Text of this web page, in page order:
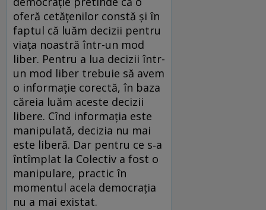
oferă cetățenilor constă și în
faptul că luăm decizii pentru
viața noastră într-un mod
liber. Pentru a lua decizii într-
un mod liber trebuie să avem
o informație corectă, în baza
căreia luăm aceste decizii
libere. Cînd informația este
manipulată, decizia nu mai
este liberă. Dar pentru ce s‑a
întîmplat la Colectiv a fost o
manipulare, practic în
momentul acela democrația
nu a mai existat.